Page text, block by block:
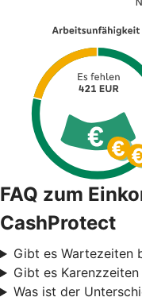
FAQ zum
CashProtect
Gibt es Wartezeiten
Gibt es
Was ist der